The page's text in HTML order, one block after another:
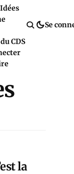
Idées
CDS
Se
la